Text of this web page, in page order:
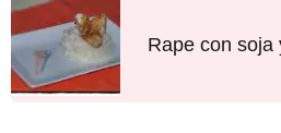
Rape con soja